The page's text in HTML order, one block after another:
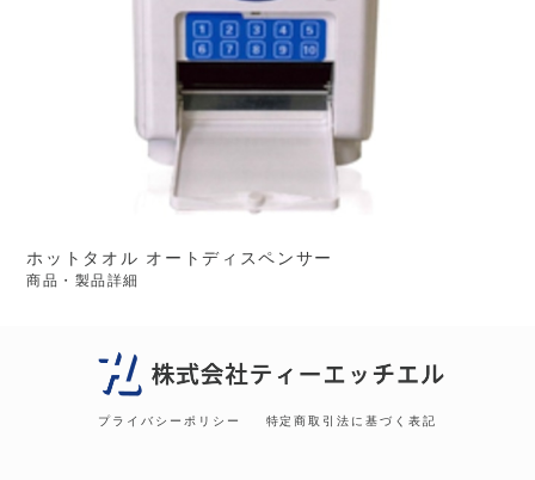
ホットタオル オートディスペンサー
商品・製品詳細
プライバシーポリシー 特定商取引法に基づく表記